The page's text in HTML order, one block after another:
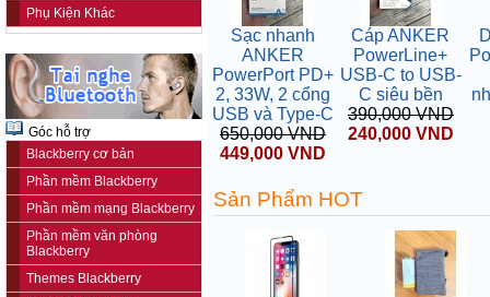
Sạc nhanh
ANKER
PowerPort PD+
2, 33W, 2 cổng
USB và Type-C
650,000 VND
449,000 VND
Cáp ANKER
PowerLine+
USB-C to USB-
C siêu bền
390,000 VND
240,000 VND
Sản Phẩm HOT
Phụ Kiện Khác
Góc hỗ trợ
Blackberry cơ bản
Phần mềm Blackberry
Phần mềm mạng Blackberry
Phần mềm văn phòng
Blackberry
Themes Blackberry